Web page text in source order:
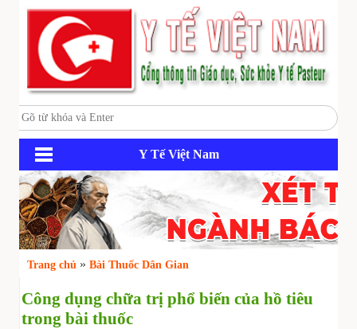
Y Tế Việt Nam
Trang chủ » Bài Thuốc Dân Gian
Công dụng chữa trị phổ biến của hồ tiêu
trong bài thuốc